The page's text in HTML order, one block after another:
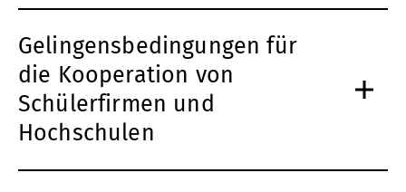
Gelingensbedingungen für
die Kooperation von
Schülerfirmen und
Hochschulen